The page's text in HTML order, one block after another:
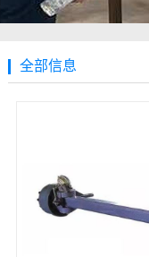
全部信息